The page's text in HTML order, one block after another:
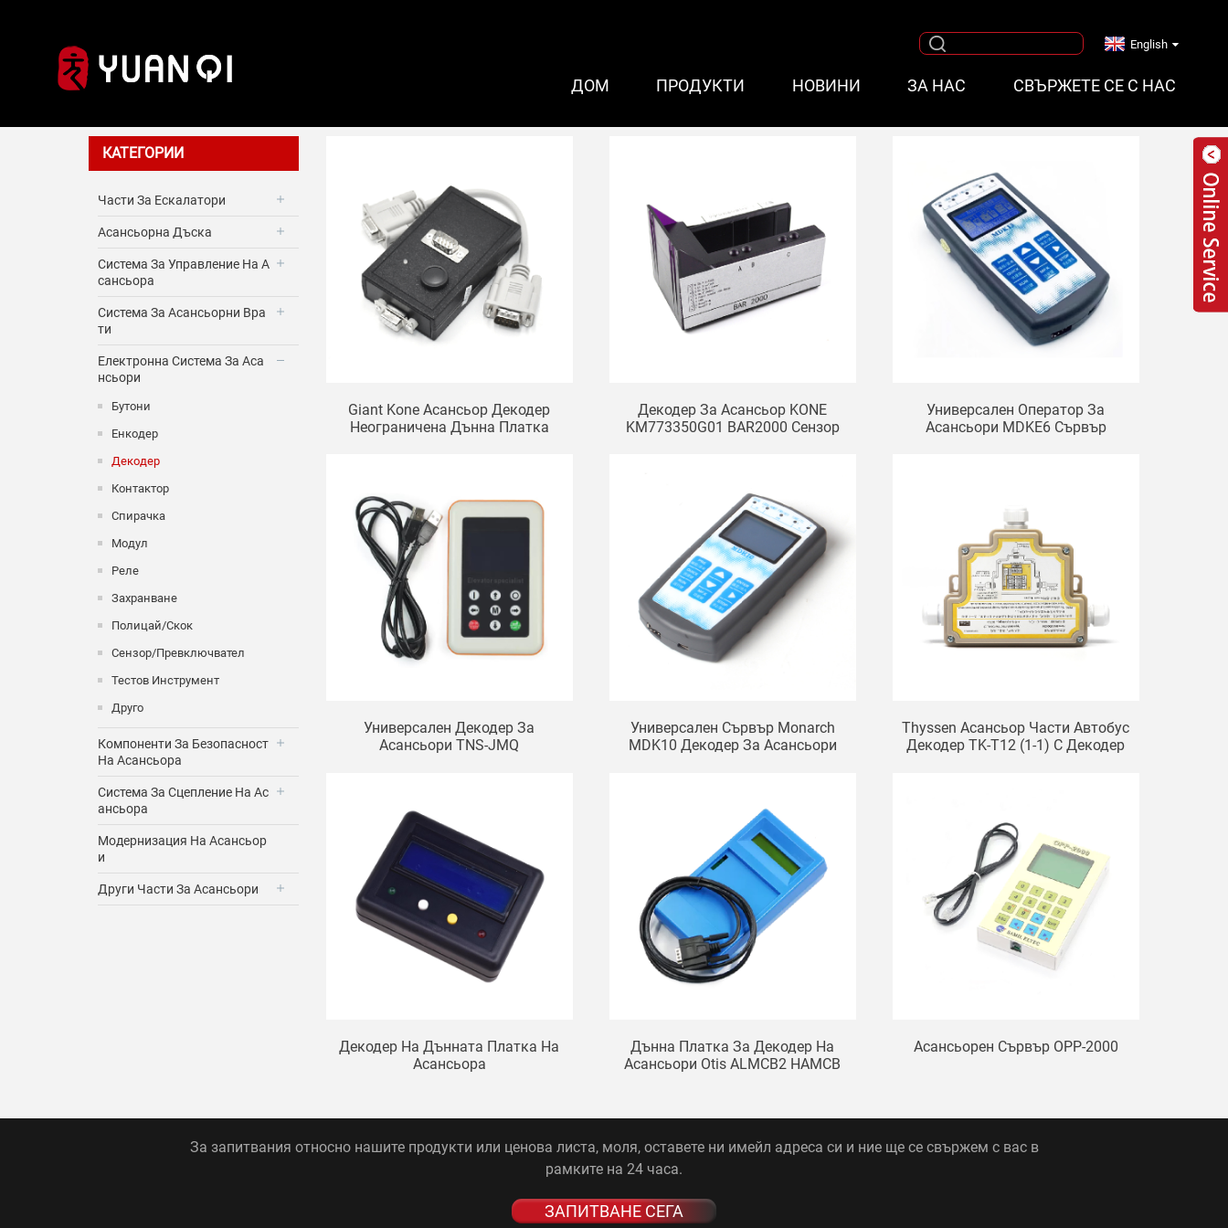
ДОМ ПРОДУКТИ НОВИНИ ЗА НАС СВЪРЖЕТЕ СЕ С НАС
English
КАТЕГОРИИ
Части За Ескалатори
Асансьорна Дъска
Система За Управление На А
Сансьора
Система За Асансьорни Вра
Ти
Електронна Система За Аса
Нсьори
Бутони
Енкодер
Декодер
Контактор
Спирачка
Модул
Реле
Захранване
Полицай/Скок
Сензор/Превключвател
Тестов Инструмент
Друго
Компоненти За Безопасност
На Асансьора
Система За Сцепление На Ас
Ансьора
Модернизация На Асансьор
И
Други Части За Асансьори
Giant Kone Асансьор Декодер
Неограничена Дънна Платка
Декодер За Асансьор KONE
KM773350G01 BAR2000 Сензор
Универсален Оператор За
Асансьори MDKE6 Сървър
Универсален Декодер За
Асансьори TNS-JMQ
Универсален Сървър Monarch
MDK10 Декодер За Асансьори
Thyssen Асансьор Части Автобус
Декодер TK-T12 (1-1) C Декодер
Декодер На Дънната Платка На
Асансьора
Дънна Платка За Декодер На
Асансьори Otis ALMCB2 HAMCB
Асансьорен Сървър OPP-2000
За запитвания относно нашите продукти или ценова листа, моля, оставете ни имейл адреса си и ние ще се свържем с вас в
рамките на 24 часа.
ЗАПИТВАНЕ СЕГА